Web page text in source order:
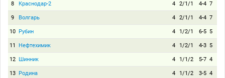
8 Краснодар-2 4 2/1/1 4-4 7
9 Волгарь 4 2/1/1 4-4 7
10 Рубин 4 1/2/1 6-5 5
11 Нефтехимик 4 1/2/1 4-3 5
12 Шинник 4 1/1/2 5-7 4
13 Родина 4 1/1/2 3-5 4